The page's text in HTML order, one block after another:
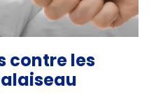
contre les